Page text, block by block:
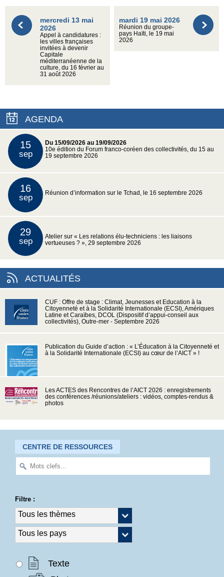
mercredi 13 mai
2026
Appel à candidatures :
les villes françaises
invitées à devenir
Capitale
méditerranéenne de la
culture, du 16 février au
31 août 2026
mardi 19 mai 2026
Réunion du groupe-
pays Haïti, le 19 mai
2026
AGENDA
15
sep
Du 15/09/2026 au 19/09/2026
10e édition du Forum franco-coréen des collectivités, du 15 au
19 septembre 2026
16
sep Réunion d’information sur le Tchad, le 16 septembre 2026
29
sep
Atelier sur « Les relations élu-techniciens : les liaisons
vertueuses ? », 29 septembre 2026
ACTUALITÉS
CUF : Offre de stage : Climat, Jeunesses et Education à la
Citoyenneté et à la Solidarité Internationale (ECSI), Amériques
Latine et Caraïbes, DCOL (Dispositif d’appui-conseil aux
collectivités), Outre-mer - Septembre 2026
Publication du Guide d’action : « L’Éducation à la Citoyenneté et
à la Solidarité Internationale (ECSI) au cœur de l’AICT » !
Les ACTES des Rencontres de l’AICT 2026 : enregistrements
des conférences /réunions/ateliers : vidéos, comptes-rendus &
photos
CENTRE DE RESSOURCES
Filtre :
Texte